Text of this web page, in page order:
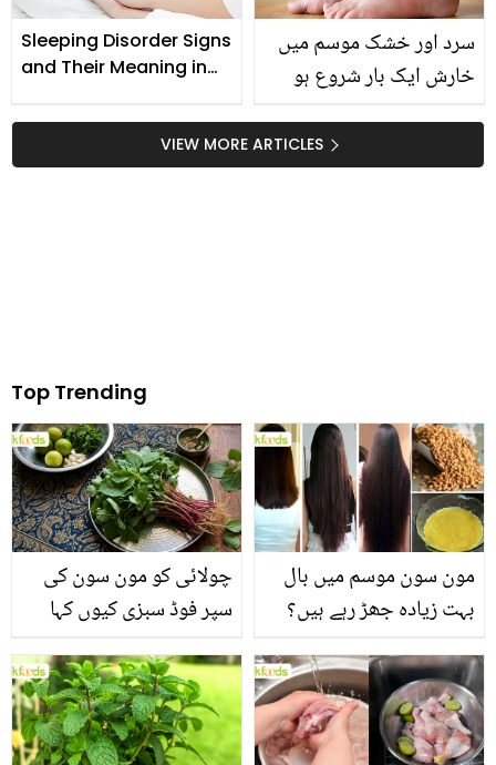
Sleeping Disorder Signs
and Their Meaning in
سرد اور خشک موسم میں
خارش ایک بار شروع ہو
مگر یہ گھریلو نسخے منٹوں
میں خارش دور کر سکتے
VIEW MORE ARTICLES
Top Trending
چولائی کو مون سون کی
سپر فوڈ سبزی کیوں کہا
منرلز اور اینٹی آکسیڈنٹس
سے بھرپور اس سبزی کے
فائدے
مون سون موسم میں بال
بہت زیادہ جھڑ رہے ہیں؟
بنانے کے چند قدرتی طریقے